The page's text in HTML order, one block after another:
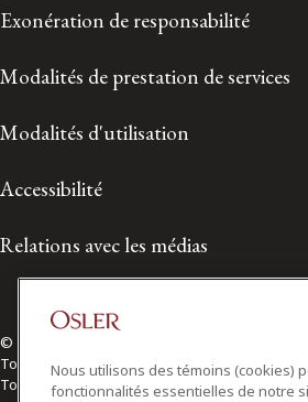
Exonération de responsabilité
Modalités de prestation de services
Modalités d'utilisation
Accessibilité
Relations avec les médias
© 2026 Osler, Hoskin & Harcourt S.E.N.C.R.L./
Tous droits réservés
Toronto | Montréal | Calgary | Vancouver |
Nous utilisons des témoins (cookies)
fonctionnalités essentielles de notre